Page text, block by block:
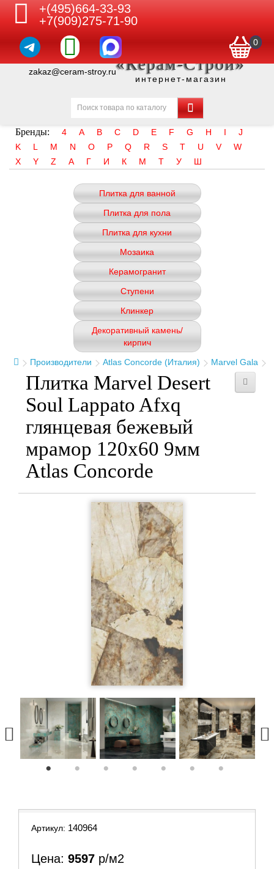
+(495)664-33-93
+7(909)275-71-90
0
zakaz@ceram-stroy.ru«Керам-Строй»
интернет-магазин
Бренды: 4 A B C D E F G H I
J
K
L M N O P Q R S T U V
W
X
Y Z А Г И К М Т У Ш
Плитка для ванной
Плитка для пола
Плитка для кухни
Мозаика
Керамогранит
Ступени
Клинкер
Декоративный камень/
кирпич
Производители
Atlas Concorde (Италия) Marvel Gala
Плитка Marvel Desert
Soul Lappato Afxq
глянцевая бежевый
мрамор 120x60 9мм
Atlas Concorde
Артикул: 140964
Цена: 9597 р/м2